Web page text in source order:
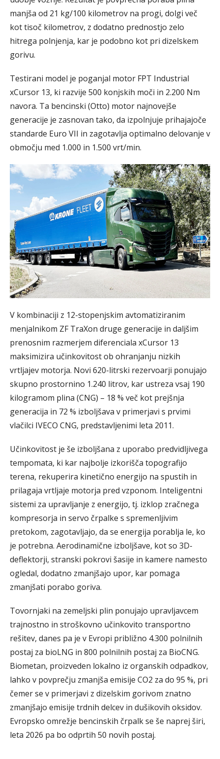
manjša od 21 kg/100 kilometrov na progi, dolgi več
kot tisoč kilometrov, z dodatno prednostjo zelo
hitrega polnjenja, kar je podobno kot pri dizelskem
gorivu.
Testirani model je poganjal motor FPT Industrial
xCursor 13, ki razvije 500 konjskih moči in 2.200 Nm
navora. Ta bencinski (Otto) motor najnovejše
generacije je zasnovan tako, da izpolnjuje prihajajoče
standarde Euro VII in zagotavlja optimalno delovanje v
območju med 1.000 in 1.500 vrt/min.
V kombinaciji z 12-stopenjskim avtomatiziranim
menjalnikom ZF TraXon druge generacije in daljšim
prenosnim razmerjem diferenciala xCursor 13
maksimizira učinkovitost ob ohranjanju nizkih
vrtljajev motorja. Novi 620-litrski rezervoarji ponujajo
skupno prostornino 1.240 litrov, kar ustreza vsaj 190
kilogramom plina (CNG) – 18 % več kot prejšnja
generacija in 72 % izboljšava v primerjavi s prvimi
vlačilci IVECO CNG, predstavljenimi leta 2011.
Učinkovitost je še izboljšana z uporabo predvidljivega
tempomata, ki kar najbolje izkorišča topografijo
terena, rekuperira kinetično energijo na spustih in
prilagaja vrtljaje motorja pred vzponom. Inteligentni
sistemi za upravljanje z energijo, tj. izklop zračnega
kompresorja in servo črpalke s spremenljivim
pretokom, zagotavljajo, da se energija porablja le, ko
je potrebna. Aerodinamične izboljšave, kot so 3D-
deflektorji, stranski pokrovi šasije in kamere namesto
ogledal, dodatno zmanjšajo upor, kar pomaga
zmanjšati porabo goriva.
Tovornjaki na zemeljski plin ponujajo upravljavcem
trajnostno in stroškovno učinkovito transportno
rešitev, danes pa je v Evropi približno 4.300 polnilnih
postaj za bioLNG in 800 polnilnih postaj za BioCNG.
Biometan, proizveden lokalno iz organskih odpadkov,
lahko v povprečju zmanjša emisije CO2 za do 95 %, pri
čemer se v primerjavi z dizelskim gorivom znatno
zmanjšajo emisije trdnih delcev in dušikovih oksidov.
Evropsko omrežje bencinskih črpalk se še naprej širi,
leta 2026 pa bo odprtih 50 novih postaj.